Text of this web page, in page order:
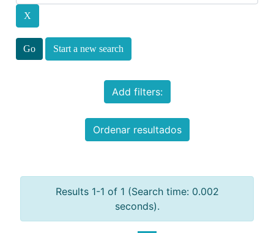
Start a new search
Add filters:
Ordenar resultados
Results 1-1 of 1 (Search time: 0.002
seconds).